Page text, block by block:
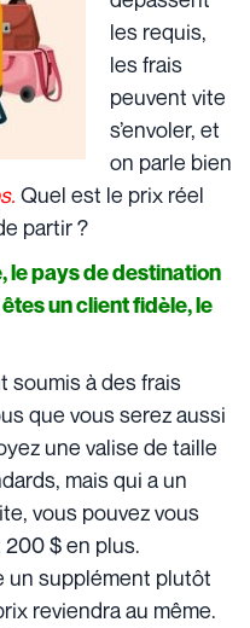
les requis,
les frais
peuvent vite
s’envoler, et
on parle bien
Quel est le prix réel
partir ?
le pays de destination
un client fidèle, le
soumis à des frais
que vous serez aussi
une valise de taille
mais qui a un
vous pouvez vous
$ en plus.
un supplément plutôt
reviendra au même.